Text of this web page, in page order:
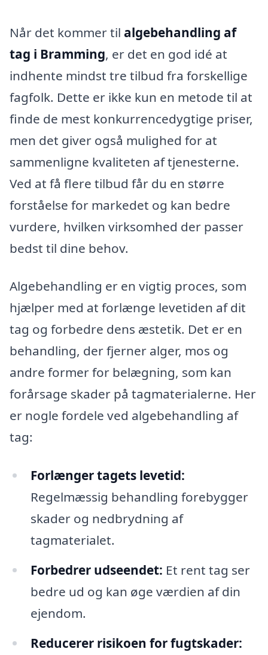
Når det kommer til algebehandling af
tag i Bramming, er det en god idé at
indhente mindst tre tilbud fra forskellige
fagfolk. Dette er ikke kun en metode til at
finde de mest konkurrencedygtige priser,
men det giver også mulighed for at
sammenligne kvaliteten af tjenesterne.
Ved at få flere tilbud får du en større
forståelse for markedet og kan bedre
vurdere, hvilken virksomhed der passer
bedst til dine behov.
Algebehandling er en vigtig proces, som
hjælper med at forlænge levetiden af dit
tag og forbedre dens æstetik. Det er en
behandling, der fjerner alger, mos og
andre former for belægning, som kan
forårsage skader på tagmaterialerne. Her
er nogle fordele ved algebehandling af
tag:
Forlænger tagets levetid:
Regelmæssig behandling forebygger
skader og nedbrydning af
tagmaterialet.
Forbedrer udseendet: Et rent tag ser
bedre ud og kan øge værdien af din
ejendom.
Reducerer risikoen for fugtskader: